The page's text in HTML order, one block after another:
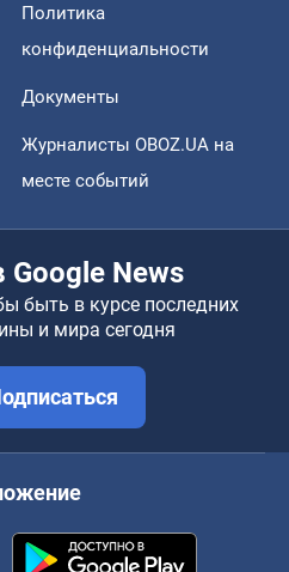
Политика
конфиденциальности
Документы
Журналисты OBOZ.UA на
месте событий
Google News
быть в курсе последних
и мира сегодня